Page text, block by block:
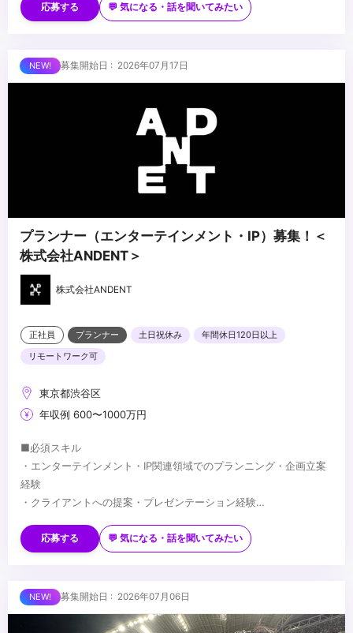
・生成AIを活用した業務効率化の経験
・モーショングラフィックスの制作経験
・VTuber関連や二次元コンテンツ系の映像制作経験
るスキル
・クリエイティブ視点でブランディングやマーケティングを意識し
事業成果にコミットした経験
...
応募する 💬 気になる・話を聞いてみたい
募集開始日 : 2026年07月17日
プランナー（エンターテインメント・IP）募集！＜
株式会社ANDENT＞
株式会社ANDENT
正社員 プランナー 土日祝休み
年間休日120日以上
リモートワーク可
東京都渋谷区
年収例 600〜1000万円
■必須スキル
・エンターテインメント・IP関連領域でのプランニング・企画立案
経験
・クライアントへの提案・プレゼンテーション経験
・広告代理店等でのエンターテインメント・IP案件のプランニング
経験
・イベント・展示会・空間演出等の企画経験
■求める人物像
応募する 💬 気になる・話を聞いてみたい
募集開始日 : 2026年07月06日